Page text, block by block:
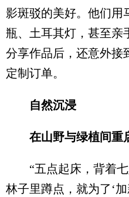
影斑驳的美好。他们用
瓶、土耳其灯，甚至亲
分享作品后，还意外接
定制订单。
自然沉浸
在山野与绿植间重
“五点起床，背着七
林子里蹲点，就为了‘